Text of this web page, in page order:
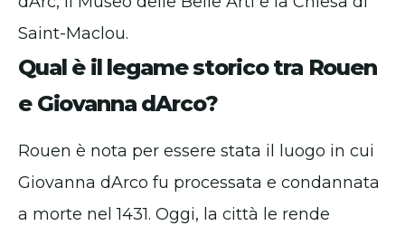
Saint-Maclou.
Qual è il legame storico tra Rouen
e Giovanna dArco?
Rouen è nota per essere stata il luogo in cui
Giovanna dArco fu processata e condannata
a morte nel 1431. Oggi, la città le rende